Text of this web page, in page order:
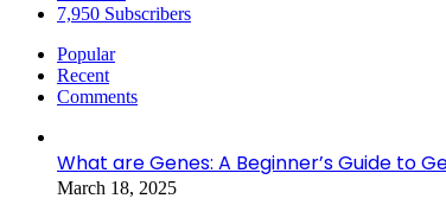
7,950 Subscribers
Popular
Recent
Comments
What are Genes: A Beginner’s Guide to
March 18, 2025